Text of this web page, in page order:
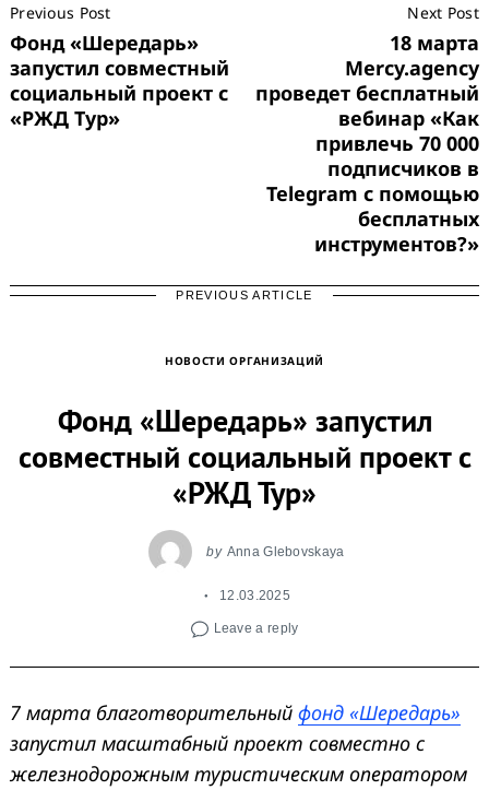
Navigation
Previous Post
Фонд «Шередарь»
запустил совместный
социальный проект с
«РЖД Тур»
Next Post
18 марта
Mercy.agency
проведет бесплатный
вебинар «Как
привлечь 70 000
подписчиков в
Telegram с помощью
бесплатных
инструментов?»
PREVIOUS ARTICLE
НОВОСТИ ОРГАНИЗАЦИЙ
Фонд «Шередарь» запустил
совместный социальный проект с
«РЖД Тур»
by Anna Glebovskaya
12.03.2025
Leave a reply
7 марта благотворительный фонд «Шередарь»
запустил масштабный проект совместно с
железнодорожным туристическим оператором